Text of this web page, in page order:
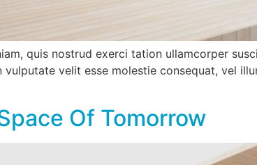
quis nostrud exerci tation ullamcorper
velit esse molestie consequat, vel
Of Tomorrow